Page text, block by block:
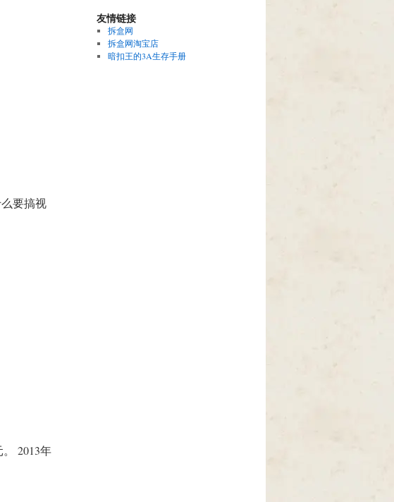
要搞视
2013年
友情链接
拆盒网
拆盒网淘宝店
暗扣王的3A生存手册